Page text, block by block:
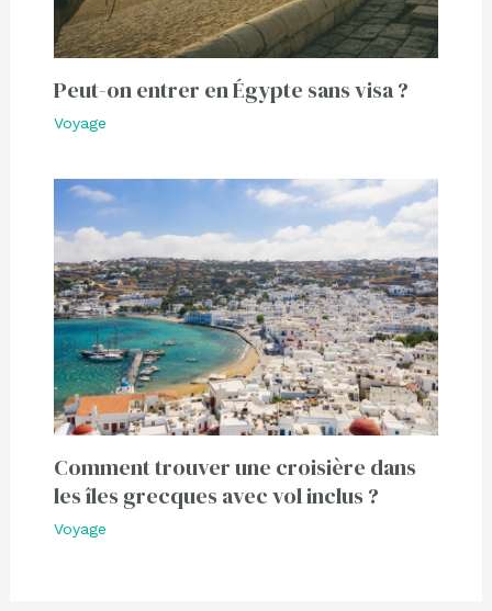
Peut-on entrer en Égypte sans visa ?
Voyage
Comment trouver une croisière dans
les îles grecques avec vol inclus ?
Voyage